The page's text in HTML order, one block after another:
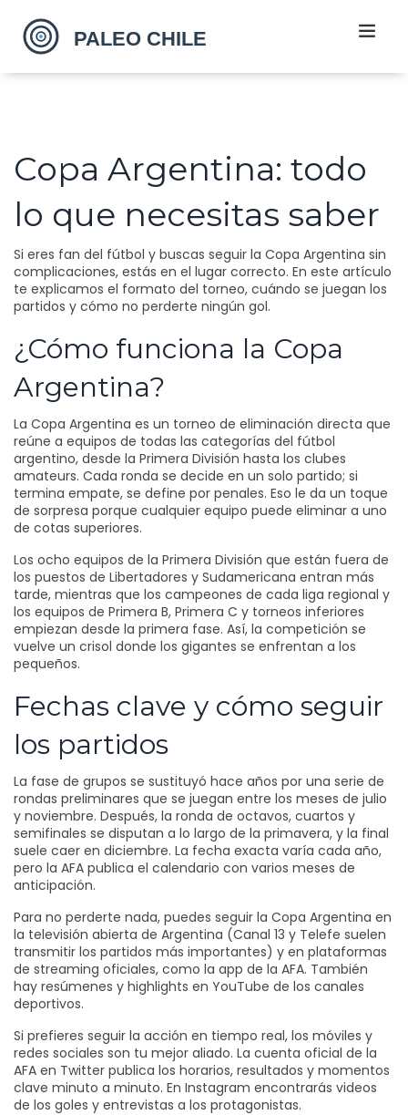
Copa Argentina: todo
lo que necesitas saber
Si eres fan del fútbol y buscas seguir la Copa Argentina sin
complicaciones, estás en el lugar correcto. En este artículo
te explicamos el formato del torneo, cuándo se juegan los
partidos y cómo no perderte ningún gol.
¿Cómo funciona la Copa
Argentina?
La Copa Argentina es un torneo de eliminación directa que
reúne a equipos de todas las categorías del fútbol
argentino, desde la Primera División hasta los clubes
amateurs. Cada ronda se decide en un solo partido; si
termina empate, se define por penales. Eso le da un toque
de sorpresa porque cualquier equipo puede eliminar a uno
de cotas superiores.
Los ocho equipos de la Primera División que están fuera de
los puestos de Libertadores y Sudamericana entran más
tarde, mientras que los campeones de cada liga regional y
los equipos de Primera B, Primera C y torneos inferiores
empiezan desde la primera fase. Así, la competición se
vuelve un crisol donde los gigantes se enfrentan a los
pequeños.
Fechas clave y cómo seguir
los partidos
La fase de grupos se sustituyó hace años por una serie de
rondas preliminares que se juegan entre los meses de julio
y noviembre. Después, la ronda de octavos, cuartos y
semifinales se disputan a lo largo de la primavera, y la final
suele caer en diciembre. La fecha exacta varía cada año,
pero la AFA publica el calendario con varios meses de
anticipación.
Para no perderte nada, puedes seguir la Copa Argentina en
la televisión abierta de Argentina (Canal 13 y Telefe suelen
transmitir los partidos más importantes) y en plataformas
de streaming oficiales, como la app de la AFA. También
hay resúmenes y highlights en YouTube de los canales
deportivos.
Si prefieres seguir la acción en tiempo real, los móviles y
redes sociales son tu mejor aliado. La cuenta oficial de la
AFA en Twitter publica los horarios, resultados y momentos
clave minuto a minuto. En Instagram encontrarás videos
de los goles y entrevistas a los protagonistas.